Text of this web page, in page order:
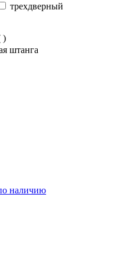
трехдверный
)
штанга
наличию